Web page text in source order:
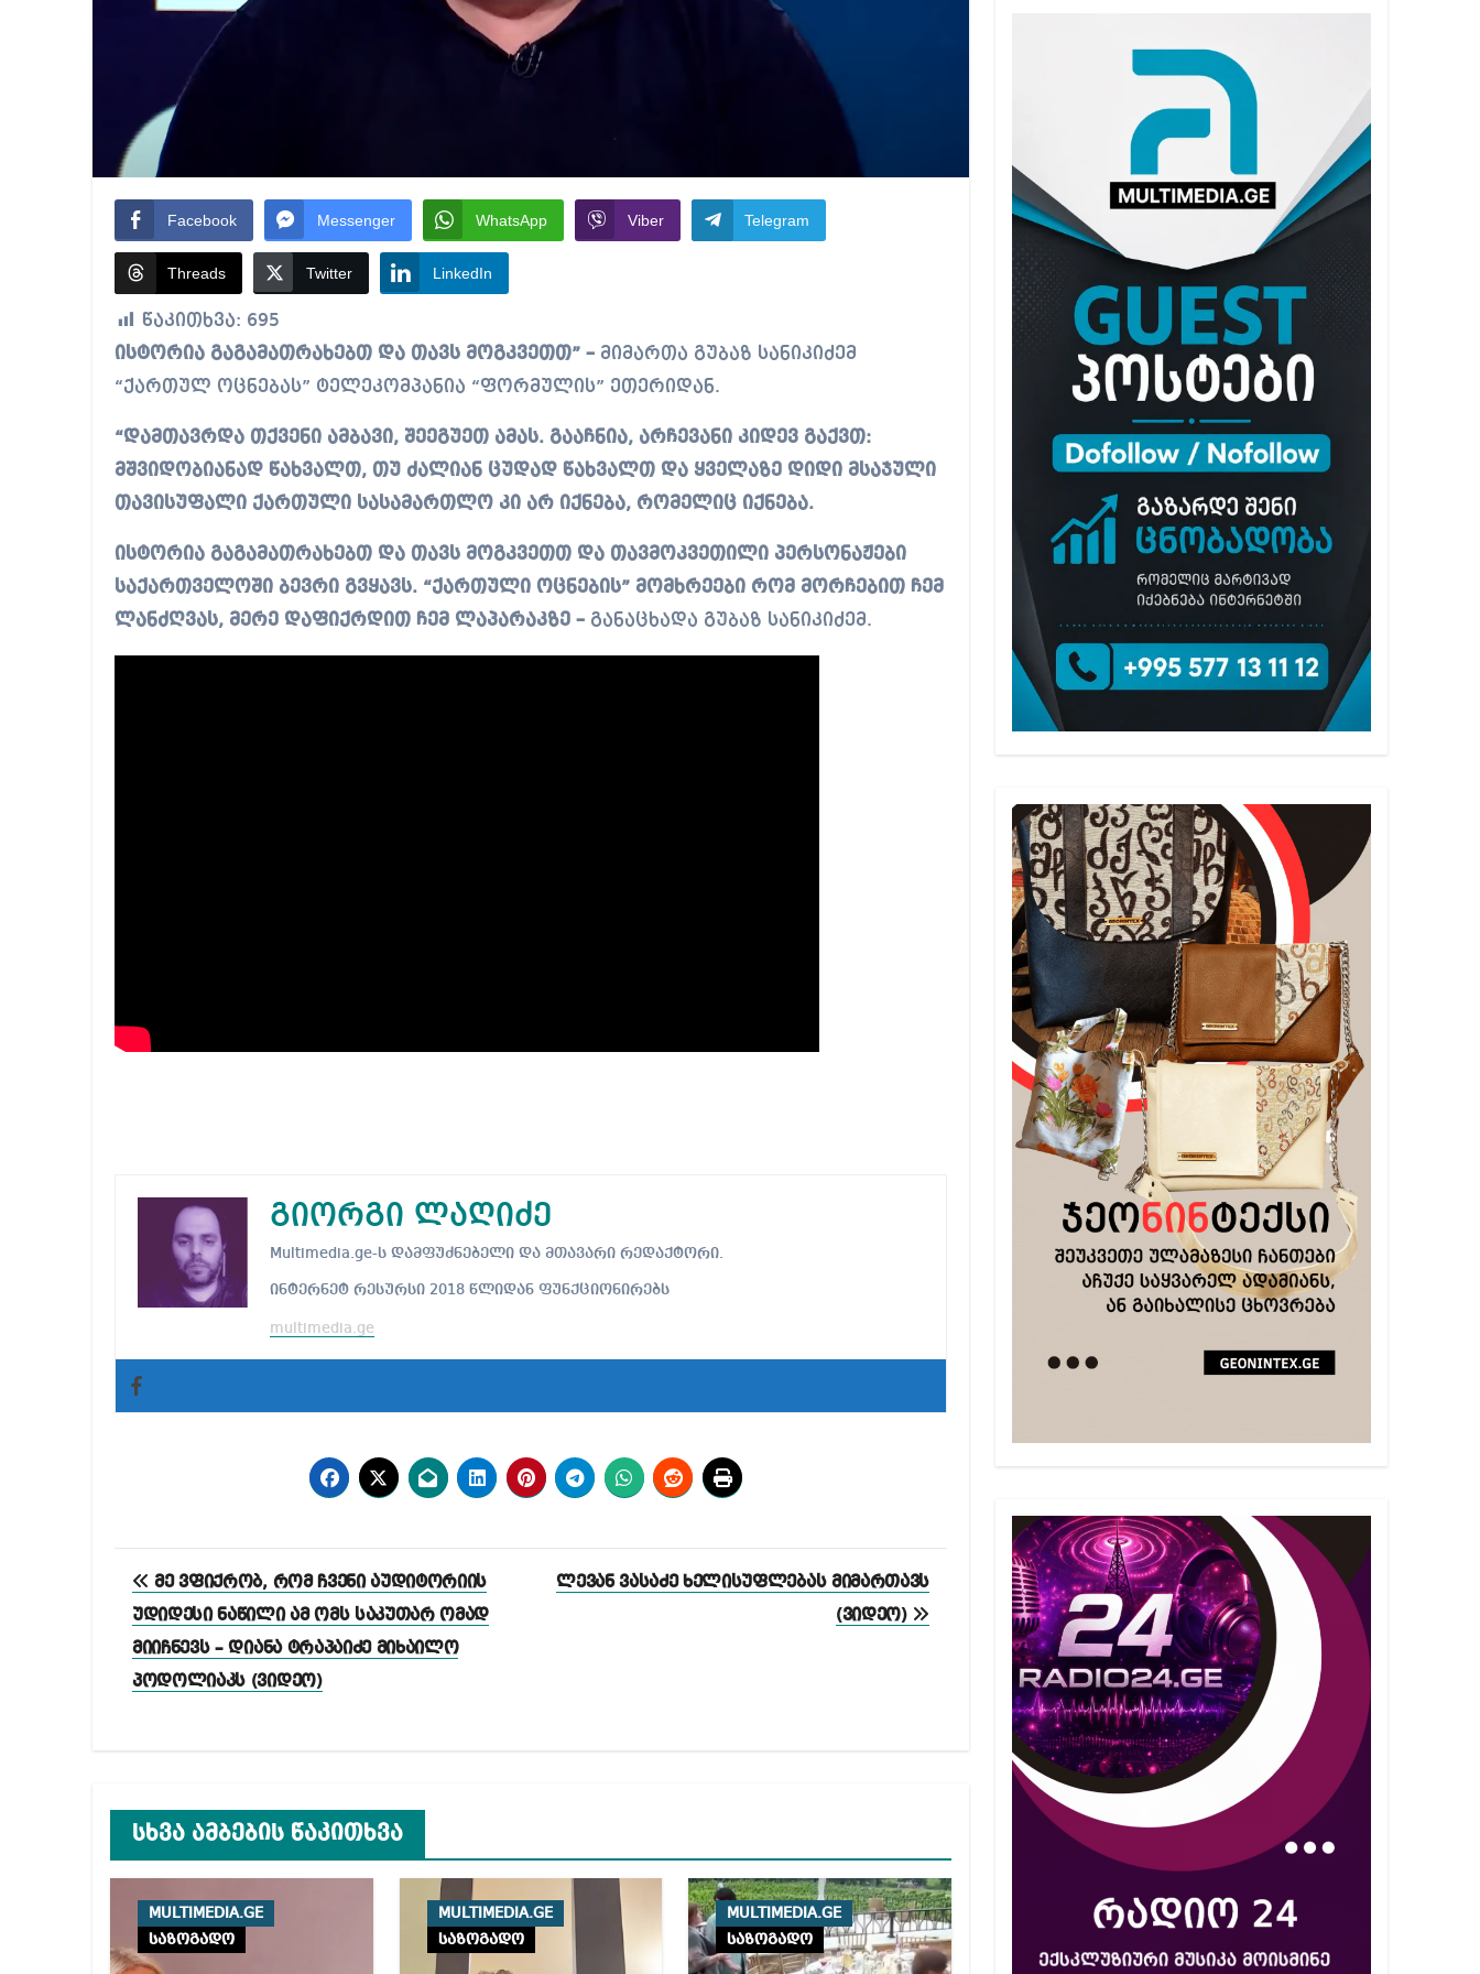
Facebook Messenger WhatsApp Viber Telegram
Threads Twitter LinkedIn
წაკითხვა: 695
ისტორია გაგამათრახებთ და თავს მოგკვეთთ” – მიმართა გუბაზ სანიკიძემ
“ქართულ ოცნებას” ტელეკომპანია “ფორმულის” ეთერიდან.
“დამთავრდა თქვენი ამბავი, შეეგუეთ ამას. გააჩნია, არჩევანი კიდევ გაქვთ:
მშვიდობიანად წახვალთ, თუ ძალიან ცუდად წახვალთ და ყველაზე დიდი მსაჯული
თავისუფალი ქართული სასამართლო კი არ იქნება, რომელიც იქნება.
ისტორია გაგამათრახებთ და თავს მოგკვეთთ და თავმოკვეთილი პერსონაჟები
საქართველოში ბევრი გვყავს. “ქართული ოცნების” მომხრეები რომ მორჩებით ჩემ
ლანძღვას, მერე დაფიქრდით ჩემ ლაპარაკზე – განაცხადა გუბაზ სანიკიძემ.
გიორგი ლაღიძე
Multimedia.ge-ს დამფუძნებელი და მთავარი რედაქტორი.
ინტერნეტ რესურსი 2018 წლიდან ფუნქციონირებს
multimedia.ge
პოსტის
ნავიგაცია
მე ვფიქრობ, რომ ჩვენი აუდიტორიის
უდიდესი ნაწილი ამ ომს საკუთარ ომად
მიიჩნევს – დიანა ტრაპაიძე მიხაილო
პოდოლიაკს (ვიდეო)
ლევან ვასაძე ხელისუფლებას მიმართავს
(ვიდეო)
სხვა ამბების წაკითხვა
MULTIMEDIA.GE
საზოგადო
MULTIMEDIA.GE
საზოგადო
MULTIMEDIA.GE
საზოგადო